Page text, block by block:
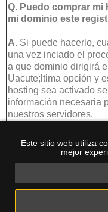
Este sitio web utiliza
mejor
Q. Puedo comprar
mi dominio este
A. Si puede hacerlo,
una vez inciado el
a que dominio dirigirá
Uacute;ltima opción y
hosting sea activado
información necesaria
nuestros servidores.
|CREAR
Copyright © 2003-